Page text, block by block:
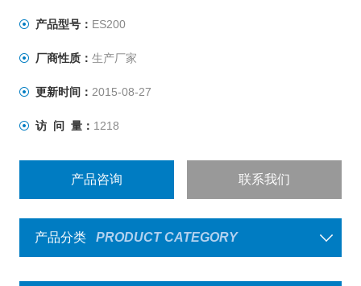
维修服务，并建立专门的维修服务队伍能提供给客户更好
： ：郭栋
产品型号： ES200
厂商性质： 生产厂家
更新时间： 2015-08-27
访 问 量： 1218
产品咨询 联系我们
产品分类 PRODUCT CATEGORY